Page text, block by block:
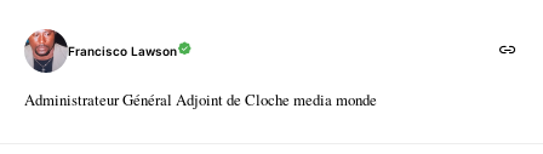
Francisco Lawson
Administrateur Général Adjoint de Cloche media monde